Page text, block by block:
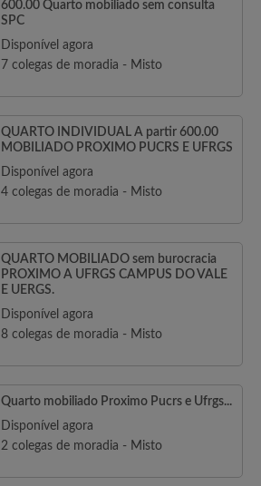
600.00 Quarto mobiliado sem consulta
SPC
Disponível agora
7 colegas de moradia - Misto
QUARTO INDIVIDUAL A partir 600.00
MOBILIADO PROXIMO PUCRS E UFRGS
Disponível agora
4 colegas de moradia - Misto
QUARTO MOBILIADO sem burocracia
PROXIMO A UFRGS CAMPUS DO VALE
E UERGS.
Disponível agora
8 colegas de moradia - Misto
Quarto mobiliado Proximo Pucrs e Ufrgs...
Disponível agora
2 colegas de moradia - Misto